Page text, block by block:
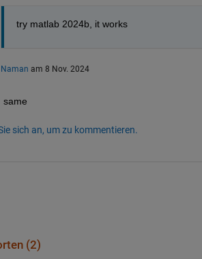
try matlab 2024b, it works
Naman am 8 Nov. 2024
same
sich an, um zu kommentieren.
(2)